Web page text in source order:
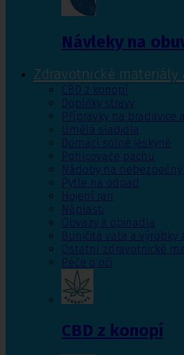
Návleky na
Zdravotnické materiály
CBD z konopí
Doplňky stravy
Přípravky na bradavice
Umělá sladidla
Domácí solné jeskyně
Pohlcovače pachu
Nádoby na nebezpečný
Pytle na odpad
Hojení ran
Náplasti
Obvazy a obinadla
Buničitá vata a výrobky
Ostatní zdravotnické
Péče o oči
CBD z konopí